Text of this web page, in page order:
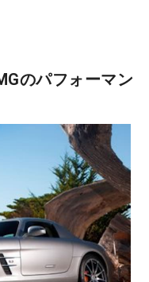
のパフォーマン